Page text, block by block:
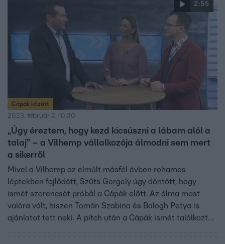
2:55
Cápák között
2023. február 2. 10:30
„Úgy éreztem, hogy kezd kicsúszni a lábam alól a
talaj” – a Vilhemp vállalkozója álmodni sem mert
a sikerről
Mivel a Vilhemp az elmúlt másfél évben rohamos
léptekben fejlődött, Szűts Gergely úgy döntött, hogy
ismét szerencsét próbál a Cápák előtt. Az álma most
valóra vált, hiszen Tomán Szabina és Balogh Petya is
ajánlatot tett neki. A pitch után a Cápák ismét találkoztak